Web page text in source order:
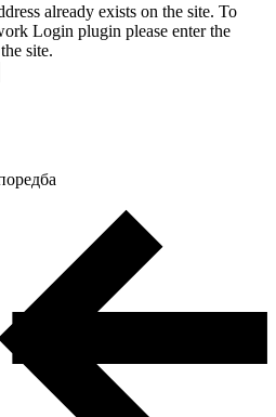
already exists on the site. To
Login plugin please enter the
site.